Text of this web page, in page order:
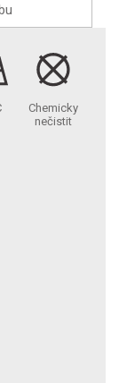
Chemicky
nečistit